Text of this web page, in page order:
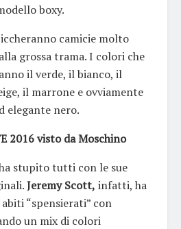
boxy.
camicie molto
grossa trama. I colori che
il verde, il bianco, il
il marrone e ovviamente
elegante nero.
2016 visto da Moschino
stupito tutti con le sue
Jeremy Scott, infatti, ha
“spensierati” con
un mix di colori